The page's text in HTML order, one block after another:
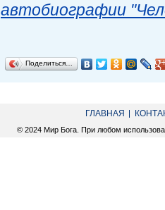
автобиографии
Поделиться…
ГЛАВНАЯ
© 2024 Мир Бога. При любом